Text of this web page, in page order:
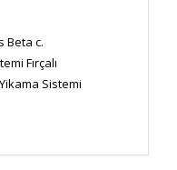
Beta c.
Fırçalı
Sistemi